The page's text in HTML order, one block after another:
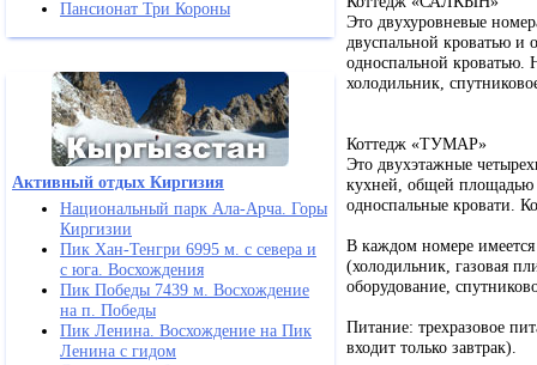
Пансионат Три Короны
Активный отдых Киргизия
Национальный парк Ала-Арча. Горы
Киргизии
Пик Хан-Тенгри 6995 м. с севера и
с юга. Восхождения
Пик Победы 7439 м. Восхождение
на п. Победы
Пик Ленина. Восхождение на Пик
Ленина с гидом
Это двухуровневые
двуспальной кроватью и
односпальной кроватью.
холодильник,
Коттедж «ТУМАР»
Это двухэтажные
кухней, общей площадью
односпальные кровати.
В каждом номере имеется
(холодильник, газовая
оборудование,
Питание: трехразовое
входит только завтрак).